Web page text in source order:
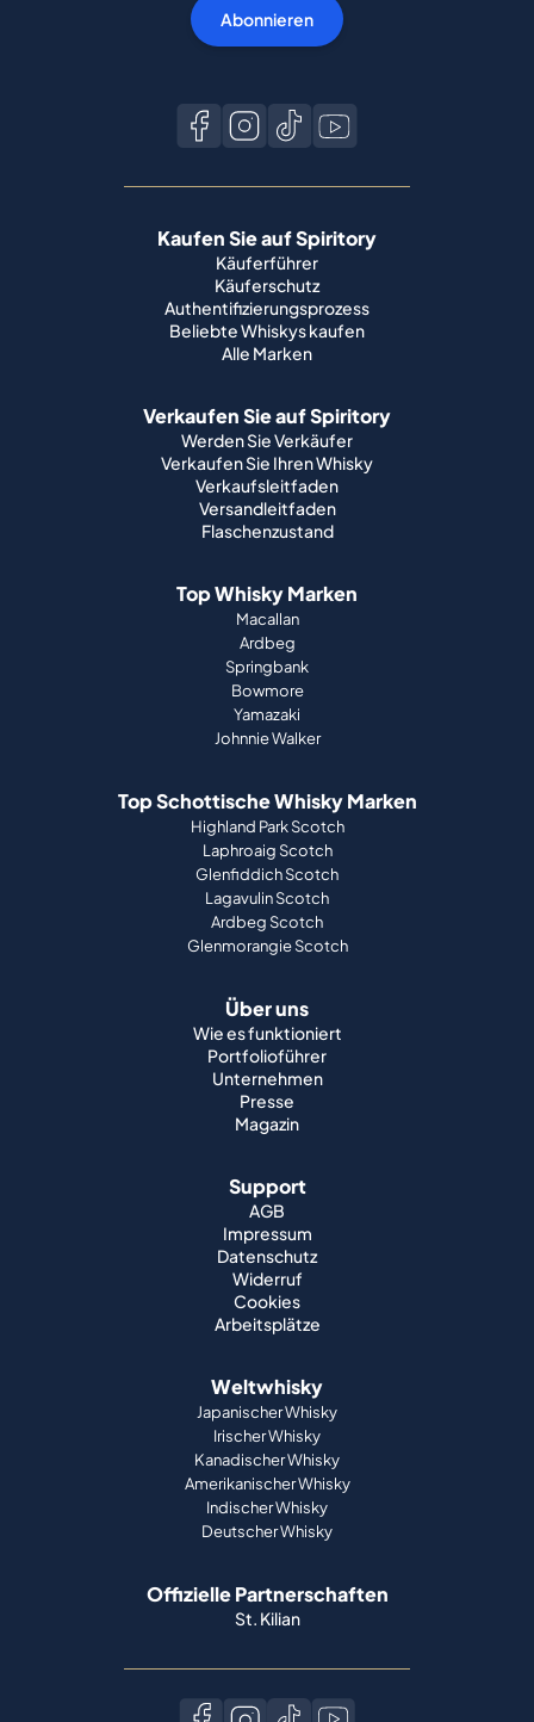
Abonnieren
Kaufen Sie auf Spiritory
Käuferführer
Käuferschutz
Authentifizierungsprozess
Beliebte Whiskys kaufen
Alle Marken
Verkaufen Sie auf Spiritory
Werden Sie Verkäufer
Verkaufen Sie Ihren Whisky
Verkaufsleitfaden
Versandleitfaden
Flaschenzustand
Top Whisky Marken
Macallan
Ardbeg
Springbank
Bowmore
Yamazaki
Johnnie Walker
Top Schottische Whisky Marken
Highland Park Scotch
Laphroaig Scotch
Glenfiddich Scotch
Lagavulin Scotch
Ardbeg Scotch
Glenmorangie Scotch
Über uns
Wie es funktioniert
Portfolioführer
Unternehmen
Presse
Magazin
Support
AGB
Impressum
Datenschutz
Widerruf
Cookies
Arbeitsplätze
Weltwhisky
Japanischer Whisky
Irischer Whisky
Kanadischer Whisky
Amerikanischer Whisky
Indischer Whisky
Deutscher Whisky
Offizielle Partnerschaften
St. Kilian